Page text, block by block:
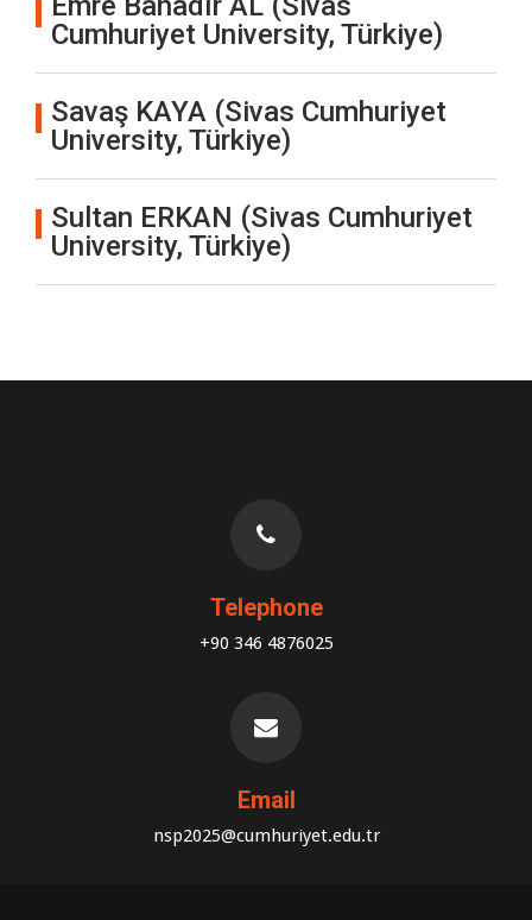
Cumhuriyet University, Türkiye)
Savaş KAYA (Sivas Cumhuriyet
University, Türkiye)
Sultan ERKAN (Sivas Cumhuriyet
University, Türkiye)
Telephone
+90 346 4876025
Email
nsp2025@cumhuriyet.edu.tr